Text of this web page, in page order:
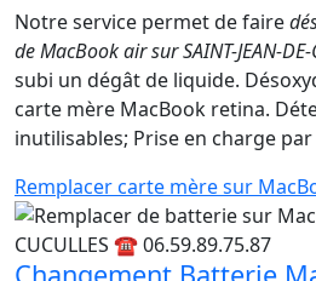
Notre service permet de faire
de MacBook air sur SAINT-JEAN-DE-
subi un dégât de liquide.
carte mère MacBook retina.
inutilisables; Prise en charge
Remplacer carte mère sur